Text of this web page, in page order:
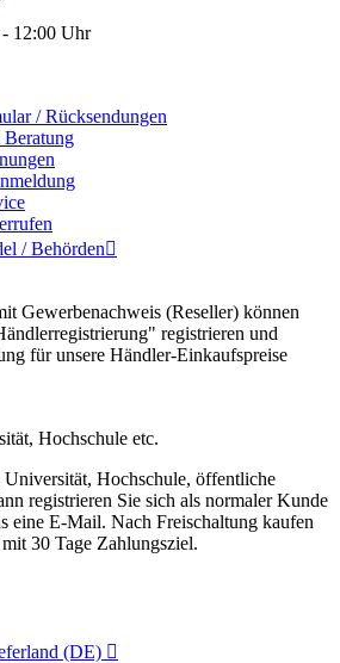
12:00 Uhr
/ Rücksendungen
Beratung
/ Behörden
Gewerbenachweis (Reseller) können
registrieren und
für unsere Händler-Einkaufspreise
Hochschule etc.
Universität, Hochschule, öffentliche
registrieren Sie sich als normaler Kunde
eine E-Mail. Nach Freischaltung kaufen
30 Tage Zahlungsziel.
(DE) 